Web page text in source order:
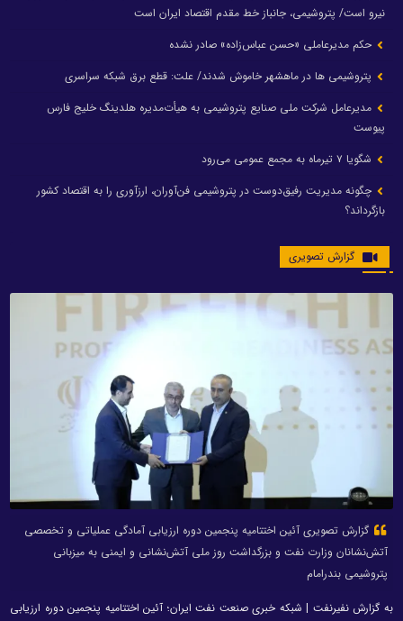
نیرو است/ پتروشیمی، جانباز خط مقدم اقتصاد ایران است
حکم مدیرعاملی «حسن عباس‌زاده» صادر نشده
پتروشیمی ها در ماهشهر خاموش شدند/ علت: قطع برق شبکه سراسری
مدیرعامل شرکت ملی صنایع پتروشیمی به هیأت‌مدیره هلدینگ خلیج فارس
پیوست
شگویا ۷ تیرماه به مجمع عمومی می‌رود
چگونه مدیریت رفیق‌دوست در پتروشیمی فن‌آوران، ارزآوری را به اقتصاد کشور
بازگرداند؟
گزارش تصویری
گزارش تصویری آئین اختتامیه پنجمین دوره ارزیابی آمادگی عملیاتی و تخصصی
آتش‌نشانان وزارت نفت و بزرگداشت روز ملی آتش‌نشانی و ایمنی به میزبانی
پتروشیمی بندرامام
به گزارش نفیرنفت | شبکه خبری صنعت نفت ایران؛ آئین اختتامیه پنجمین دوره ارزیابی